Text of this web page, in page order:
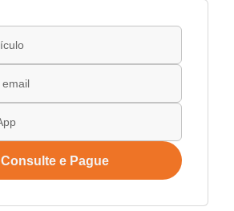
Consulte e Pague